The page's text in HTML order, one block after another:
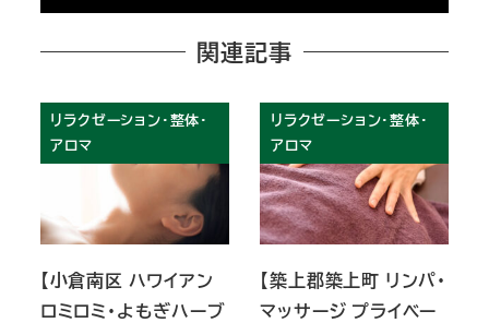
関連記事
リラクゼーション・整体・
アロマ
【小倉南区 ハワイアン
ロミロミ・よもぎハーブ
リラクゼーション・整体・
アロマ
【築上郡築上町 リンパ・
マッサージ プライベー